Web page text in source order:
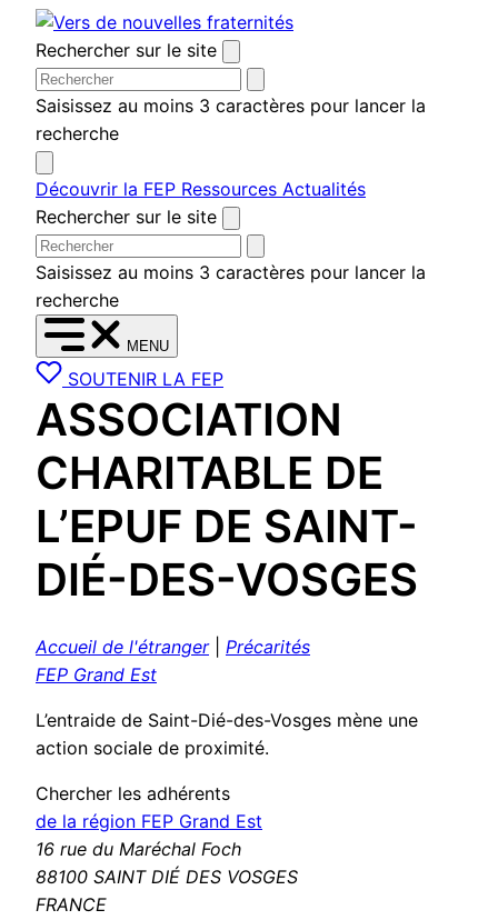
Aller
au
contenu
Rechercher sur le site
Saisissez au moins 3 caractères pour lancer la
recherche
Découvrir la FEP Ressources Actualités
Rechercher sur le site
Saisissez au moins 3 caractères pour lancer la
recherche
MENU
SOUTENIR LA FEP
ASSOCIATION
CHARITABLE DE
L’EPUF DE SAINT-
DIÉ-DES-VOSGES
Accueil de l'étranger| Précarités
FEP Grand Est
L’entraide de Saint-Dié-des-Vosges mène une
action sociale de proximité.
Chercher les adhérents
de la région FEP Grand Est
16 rue du Maréchal Foch
88100 SAINT DIÉ DES VOSGES
FRANCE